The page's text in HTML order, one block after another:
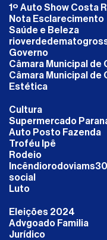
1º Auto Show Costa
Nota Esclarecimento
Saúde e Beleza
Governo
Câmara Municipal de
Câmara Municipal de
Estética
Cultura
Supermercado
Auto Posto Fazenda
Troféu Ipê
Rodeio
social
Luto
Eleições 2024
Advgoado Familia
Jurídico